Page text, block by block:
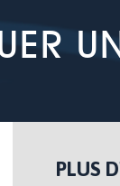
PLUS